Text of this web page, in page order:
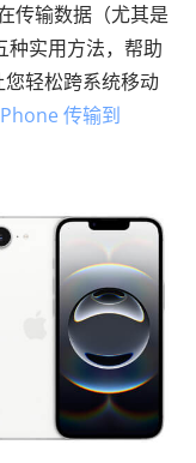
传输数据（尤其是
种实用方法，帮助
轻松跨系统移动
传输到